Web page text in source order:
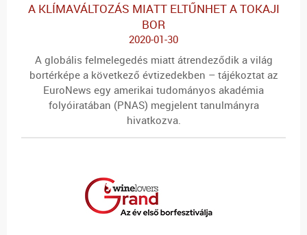
A KLÍMAVÁLTOZÁS MIATT ELTŰNHET A TOKAJI
BOR
2020-01-30
A globális felmelegedés miatt átrendeződik a világ
bortérképe a következő évtizedekben – tájékoztat az
EuroNews egy amerikai tudományos akadémia
folyóiratában (PNAS) megjelent tanulmányra
hivatkozva.